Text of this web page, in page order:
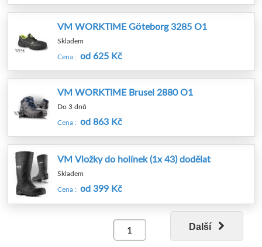
VM WORKTIME Göteborg 3285 O1
Skladem
Cena : od 625 Kč
VM WORKTIME Brusel 2880 O1
Do 3 dnů
Cena : od 863 Kč
VM Vložky do holínek (1x 43) dodělat
Skladem
Cena : od 399 Kč
Další